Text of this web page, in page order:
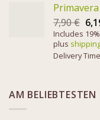
7,90€
Includes
plus
Delivery
AM BELIEBTESTEN